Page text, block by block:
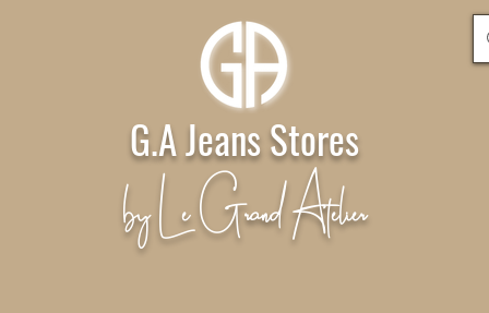
G.A Jeans Stores
by Le Grand Atelier